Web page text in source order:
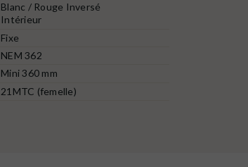
Blanc / Rouge Inversé
Intérieur
Fixe
NEM 362
Mini 360 mm
21MTC (femelle)